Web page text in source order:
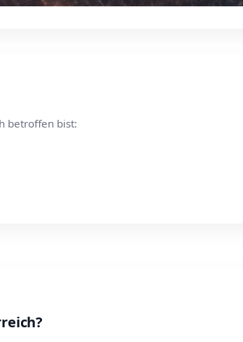
betroffen bist: